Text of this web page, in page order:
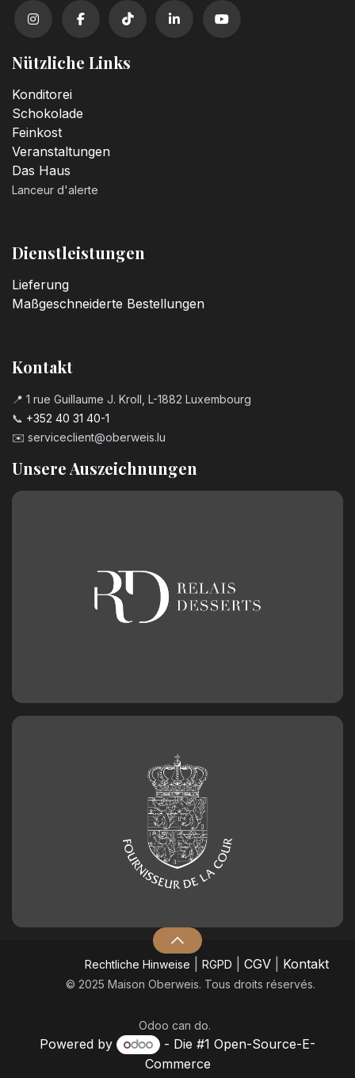
Nützliche Links
Konditorei
Schokolade
Feinkost
Veranstaltungen
Das Haus
Lanceur d'alerte
Dienstleistungen
Lieferung
Maßgeschneiderte Bestellungen
Kontakt
📍 1 rue Guillaume J. Kroll, L-1882 Luxembourg
📞 +352 40 31 40-1
✉️ serviceclient@oberweis.lu
Unsere Auszeichnungen
​Rechtliche Hinweise RGPD CGV| Kontakt
© 2025 Maison Oberweis. Tous droits réservés.
Odoo can do.
Powered by - Die #1 Open-Source-E-
Commerce